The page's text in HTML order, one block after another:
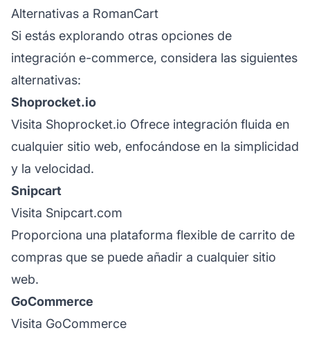
Alternativas a RomanCart
Si estás explorando otras opciones de
integración e-commerce, considera las siguientes
alternativas:
Shoprocket.io
Visita Shoprocket.io Ofrece integración fluida en
cualquier sitio web, enfocándose en la simplicidad
y la velocidad.
Snipcart
Visita Snipcart.com
Proporciona una plataforma flexible de carrito de
compras que se puede añadir a cualquier sitio
web.
GoCommerce
Visita GoCommerce